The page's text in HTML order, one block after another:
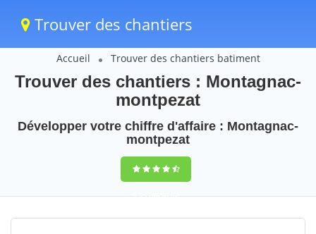
Trouver des chantiers
Accueil Trouver des chantiers batiment
Trouver des chantiers : Montagnac-
montpezat
Développer votre chiffre d'affaire : Montagnac-
montpezat
9,5(100%)52
votes